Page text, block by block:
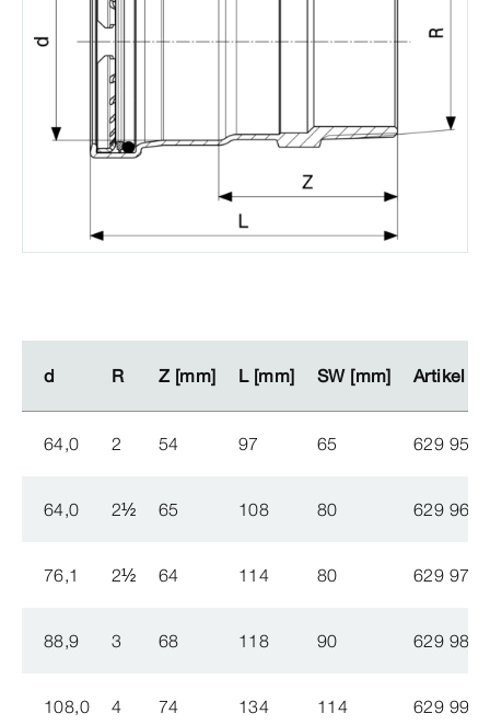
d R Z [mm] L [mm] SW [mm] Artikel
d R Z [mm] L [mm] SW [mm] Artikel
64,0 2 54 97 65 629 953
64,0 2½ 65 108 80 629 960
76,1 2½ 64 114 80 629 977
88,9 3 68 118 90 629 984
108,0 4 74 134 114 629 991